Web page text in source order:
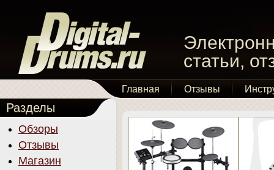
статьи,
Главная Отзывы
Разделы
Обзоры
Отзывы
Магазин